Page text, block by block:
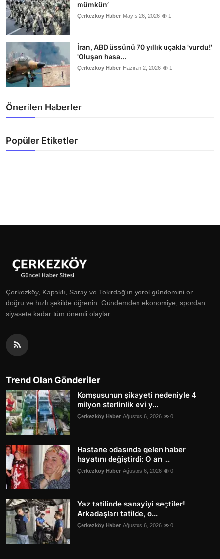
mümkün’
Çerkezköy Haber Mayıs 26, 2026 1
İran, ABD üssünü 70 yıllık uçakla 'vurdu!'
'Oluşan hasa...
Çerkezköy Haber Haziran 2, 2026 1
Önerilen Haberler
Popüler Etiketler
Çerkezköy, Kapaklı, Saray ve Tekirdağ'ın yerel gündemini en
doğru ve hızlı şekilde öğrenin. Gündemden ekonomiye, spordan
siyasete kadar tüm önemli olaylar.
Trend Olan Gönderiler
Komşusunun şikayeti nedeniyle 4
milyon sterlinlik evi y...
Çerkezköy Haber Ağustos 6, 2026 0
Hastane odasında gelen haber
hayatını değiştirdi: O an ...
Çerkezköy Haber Ağustos 6, 2026 0
Yaz tatilinde sanayiyi seçtiler!
Arkadaşları tatilde, o...
Çerkezköy Haber Ağustos 6, 2026 0